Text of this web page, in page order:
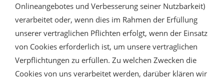
Onlineangebotes und Verbesserung seiner Nutzbarkeit)
verarbeitet oder, wenn dies im Rahmen der Erfüllung
unserer vertraglichen Pflichten erfolgt, wenn der Einsatz
von Cookies erforderlich ist, um unsere vertraglichen
Verpflichtungen zu erfüllen. Zu welchen Zwecken die
Cookies von uns verarbeitet werden, darüber klären wir